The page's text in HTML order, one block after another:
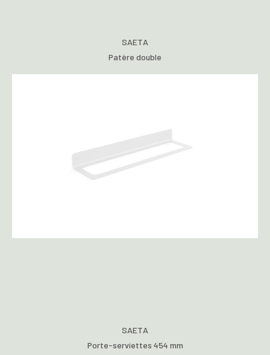
SAETA
Patère double
SAETA
Porte-serviettes 454 mm